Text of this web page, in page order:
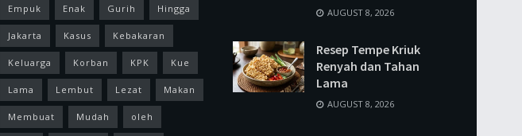
Empuk Enak Gurih Hingga
Jakarta Kasus Kebakaran
Keluarga Korban KPK Kue
Lama Lembut Lezat Makan
Membuat Mudah oleh
AUGUST 8, 2026
Resep Tempe Kriuk
Renyah dan Tahan
Lama
AUGUST 8, 2026